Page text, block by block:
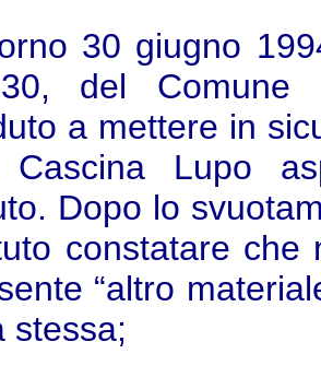
30 giugno
del Comune
a mettere in
Cascina Lupo
Dopo lo
constatare che
“altro
stessa;